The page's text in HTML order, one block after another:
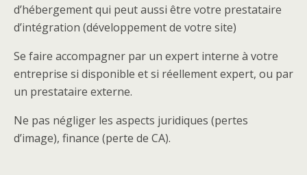
d’hébergement qui peut aussi être votre prestataire
d’intégration (développement de votre site)
Se faire accompagner par un expert interne à votre
entreprise si disponible et si réellement expert, ou par
un prestataire externe.
Ne pas négliger les aspects juridiques (pertes
d’image), finance (perte de CA).